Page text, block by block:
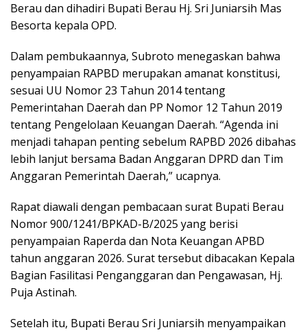
Berau dan dihadiri Bupati Berau Hj. Sri Juniarsih Mas
Besorta kepala OPD.
Dalam pembukaannya, Subroto menegaskan bahwa
penyampaian RAPBD merupakan amanat konstitusi,
sesuai UU Nomor 23 Tahun 2014 tentang
Pemerintahan Daerah dan PP Nomor 12 Tahun 2019
tentang Pengelolaan Keuangan Daerah. “Agenda ini
menjadi tahapan penting sebelum RAPBD 2026 dibahas
lebih lanjut bersama Badan Anggaran DPRD dan Tim
Anggaran Pemerintah Daerah,” ucapnya.
Rapat diawali dengan pembacaan surat Bupati Berau
Nomor 900/1241/BPKAD-B/2025 yang berisi
penyampaian Raperda dan Nota Keuangan APBD
tahun anggaran 2026. Surat tersebut dibacakan Kepala
Bagian Fasilitasi Penganggaran dan Pengawasan, Hj.
Puja Astinah.
Setelah itu, Bupati Berau Sri Juniarsih menyampaikan